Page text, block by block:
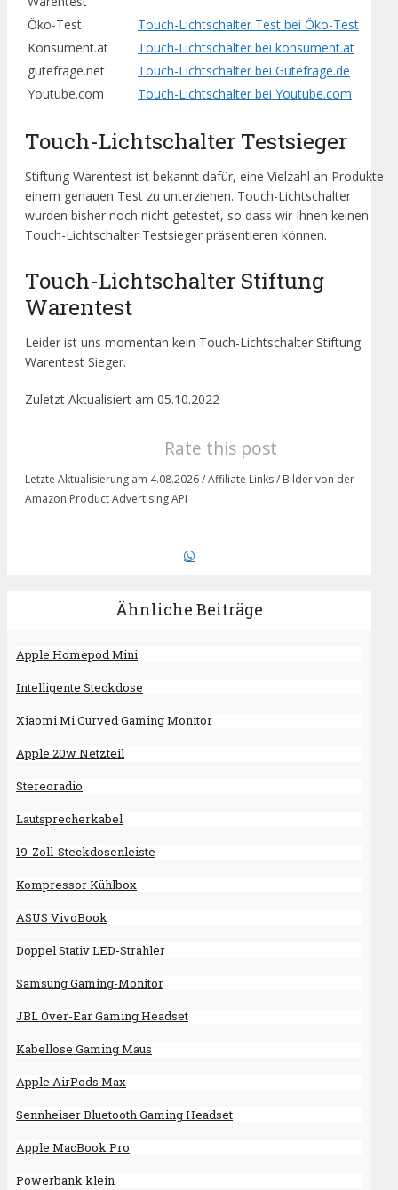
Öko-Test
Touch-Lichtschalter Test bei Öko-Test
Konsument.at
Touch-Lichtschalter bei konsument.at
gutefrage.net
Touch-Lichtschalter bei Gutefrage.de
Youtube.com
Touch-Lichtschalter bei Youtube.com
Touch-Lichtschalter Testsieger
Stiftung Warentest ist bekannt dafür, eine Vielzahl an Produkte
einem genauen Test zu unterziehen. Touch-Lichtschalter
wurden bisher noch nicht getestet, so dass wir Ihnen keinen
Touch-Lichtschalter Testsieger präsentieren können.
Touch-Lichtschalter Stiftung
Warentest
Leider ist uns momentan kein Touch-Lichtschalter Stiftung
Warentest Sieger.
Zuletzt Aktualisiert am 05.10.2022
Rate this post
Letzte Aktualisierung am 4.08.2026 / Affiliate Links / Bilder von der
Amazon Product Advertising API
Ähnliche Beiträge
Apple Homepod Mini
Intelligente Steckdose
Xiaomi Mi Curved Gaming Monitor
Apple 20w Netzteil
Stereoradio
Lautsprecherkabel
19-Zoll-Steckdosenleiste
Kompressor Kühlbox
ASUS VivoBook
Doppel Stativ LED-Strahler
Samsung Gaming-Monitor
JBL Over-Ear Gaming Headset
Kabellose Gaming Maus
Apple AirPods Max
Sennheiser Bluetooth Gaming Headset
Apple MacBook Pro
Powerbank klein